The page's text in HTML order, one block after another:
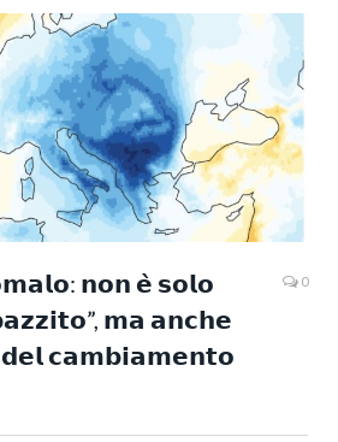
𝗻𝗼𝗻 𝗲̀ 𝘀𝗼𝗹𝗼
𝗺𝗮 𝗮𝗻𝗰𝗵𝗲
𝗰𝗮𝗺𝗯𝗶𝗮𝗺𝗲𝗻𝘁𝗼
0